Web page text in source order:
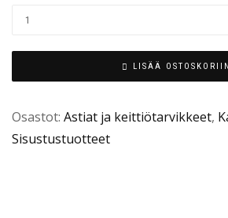
LISÄÄ OSTOSKORIIN
Osastot: Astiat ja keittiötarvikkeet,
Sisustustuotteet